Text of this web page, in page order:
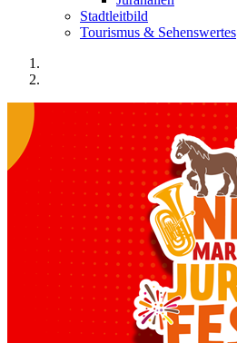
Stadtleitbild
Tourismus & Sehenswertes